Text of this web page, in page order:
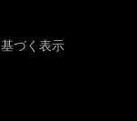
づく表示